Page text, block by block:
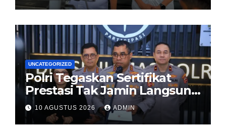
UNCATEGORIZED
Polri Tegaskan Sertifikat
Prestasi Tak Jamin Langsung
Diterima, Tetap Wajib Ikuti
Seluruh Tahapan Seleksi
10 AGUSTUS 2026 ADMIN